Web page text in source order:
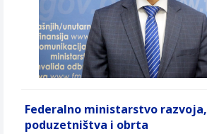
Federalno ministarstvo razvoja,
poduzetništva i obrta